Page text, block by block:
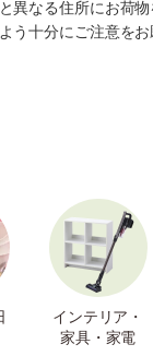
異なる住所にお荷
十分にご注意をお
インテリア・
家具・家電